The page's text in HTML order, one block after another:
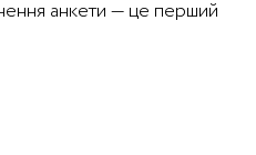
анкети — це перший